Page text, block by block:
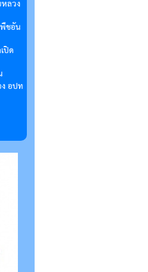
ลวง
ชอัน
ปิด
อปท